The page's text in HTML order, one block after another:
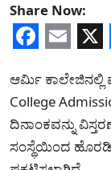
Share Now:
ಆರ್ಮಿ ಕಾಲೇಜಿನಲ್ಲಿ
College
ದಿನಾಂಕವನ್ನು
ಸಂಸ್ಥೆಯಿಂದ